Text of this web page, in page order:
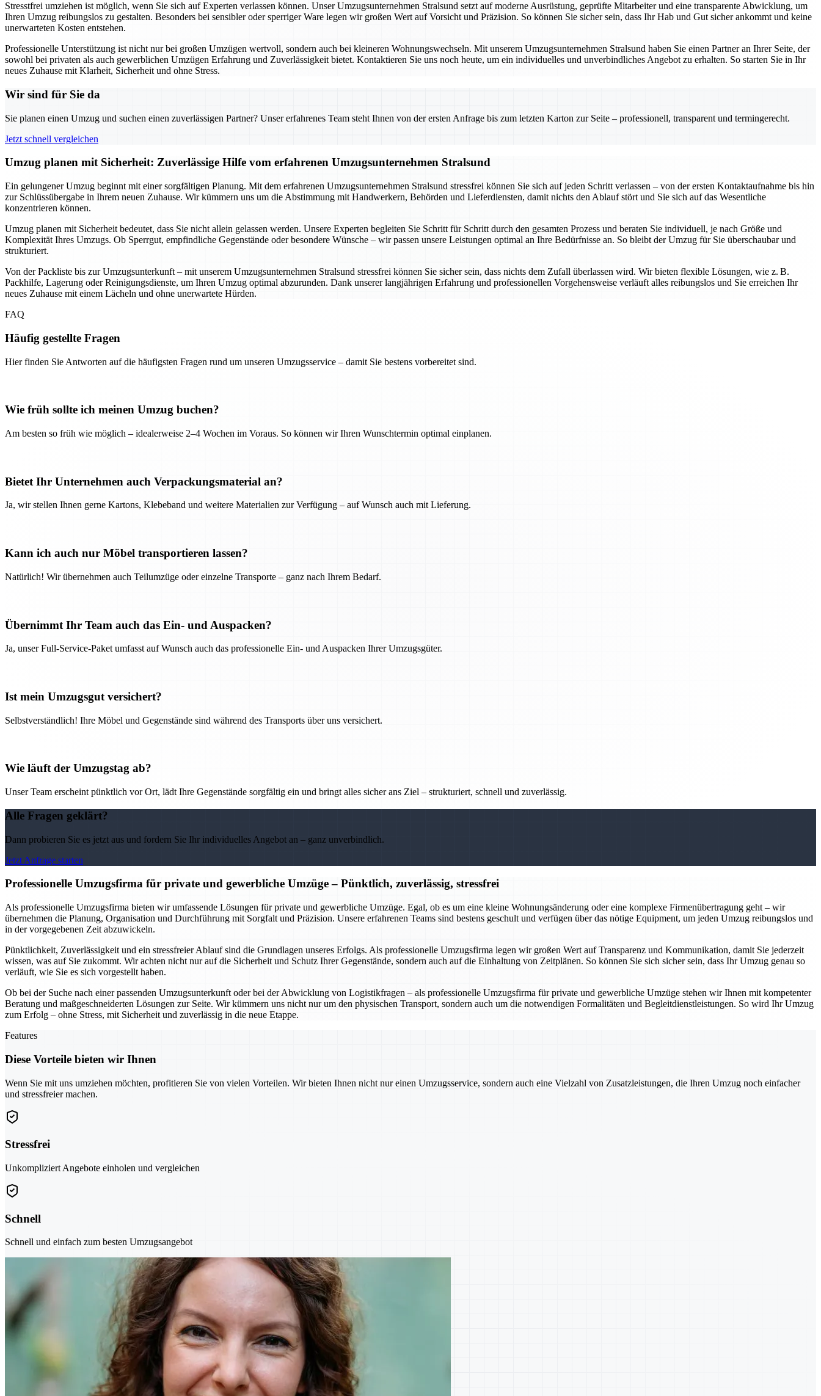
Stresstfrei umziehen ist möglich, wenn Sie sich auf Experten verlassen können. Unser Umzugsunternehmen Stralsund setzt auf moderne Ausrüstung, geprüfte Mitarbeiter und eine transparente Abwicklung, um
Ihren Umzug reibungslos zu gestalten. Besonders bei sensibler oder sperriger Ware legen wir großen Wert auf Vorsicht und Präzision. So können Sie sicher sein, dass Ihr Hab und Gut sicher ankommt und keine
unerwarteten Kosten entstehen.
Professionelle Unterstützung ist nicht nur bei großen Umzügen wertvoll, sondern auch bei kleineren Wohnungswechseln. Mit unserem Umzugsunternehmen Stralsund haben Sie einen Partner an Ihrer Seite, der
sowohl bei privaten als auch gewerblichen Umzügen Erfahrung und Zuverlässigkeit bietet. Kontaktieren Sie uns noch heute, um ein individuelles und unverbindliches Angebot zu erhalten. So starten Sie in Ihr
neues Zuhause mit Klarheit, Sicherheit und ohne Stress.
Wir sind für Sie da
Sie planen einen Umzug und suchen einen zuverlässigen Partner? Unser erfahrenes Team steht Ihnen von der ersten Anfrage bis zum letzten Karton zur Seite – professionell, transparent und termingerecht.
Jetzt schnell vergleichen
Umzug planen mit Sicherheit: Zuverlässige Hilfe vom erfahrenen Umzugsunternehmen Stralsund
Ein gelungener Umzug beginnt mit einer sorgfältigen Planung. Mit dem erfahrenen Umzugsunternehmen Stralsund stressfrei können Sie sich auf jeden Schritt verlassen – von der ersten Kontaktaufnahme bis hin
zur Schlüssübergabe in Ihrem neuen Zuhause. Wir kümmern uns um die Abstimmung mit Handwerkern, Behörden und Lieferdiensten, damit nichts den Ablauf stört und Sie sich auf das Wesentliche
konzentrieren können.
Umzug planen mit Sicherheit bedeutet, dass Sie nicht allein gelassen werden. Unsere Experten begleiten Sie Schritt für Schritt durch den gesamten Prozess und beraten Sie individuell, je nach Größe und
Komplexität Ihres Umzugs. Ob Sperrgut, empfindliche Gegenstände oder besondere Wünsche – wir passen unsere Leistungen optimal an Ihre Bedürfnisse an. So bleibt der Umzug für Sie überschaubar und
strukturiert.
Von der Packliste bis zur Umzugsunterkunft – mit unserem Umzugsunternehmen Stralsund stressfrei können Sie sicher sein, dass nichts dem Zufall überlassen wird. Wir bieten flexible Lösungen, wie z. B.
Packhilfe, Lagerung oder Reinigungsdienste, um Ihren Umzug optimal abzurunden. Dank unserer langjährigen Erfahrung und professionellen Vorgehensweise verläuft alles reibungslos und Sie erreichen Ihr
neues Zuhause mit einem Lächeln und ohne unerwartete Hürden.
FAQ
Häufig gestellte Fragen
Hier finden Sie Antworten auf die häufigsten Fragen rund um unseren Umzugsservice – damit Sie bestens vorbereitet sind.
Wie früh sollte ich meinen Umzug buchen?
Am besten so früh wie möglich – idealerweise 2–4 Wochen im Voraus. So können wir Ihren Wunschtermin optimal einplanen.
Bietet Ihr Unternehmen auch Verpackungsmaterial an?
Ja, wir stellen Ihnen gerne Kartons, Klebeband und weitere Materialien zur Verfügung – auf Wunsch auch mit Lieferung.
Kann ich auch nur Möbel transportieren lassen?
Natürlich! Wir übernehmen auch Teilumzüge oder einzelne Transporte – ganz nach Ihrem Bedarf.
Übernimmt Ihr Team auch das Ein- und Auspacken?
Ja, unser Full-Service-Paket umfasst auf Wunsch auch das professionelle Ein- und Auspacken Ihrer Umzugsgüter.
Ist mein Umzugsgut versichert?
Selbstverständlich! Ihre Möbel und Gegenstände sind während des Transports über uns versichert.
Wie läuft der Umzugstag ab?
Unser Team erscheint pünktlich vor Ort, lädt Ihre Gegenstände sorgfältig ein und bringt alles sicher ans Ziel – strukturiert, schnell und zuverlässig.
Alle Fragen geklärt?
Dann probieren Sie es jetzt aus und fordern Sie Ihr individuelles Angebot an – ganz unverbindlich.
Jetzt Anfrage starten
Professionelle Umzugsfirma für private und gewerbliche Umzüge – Pünktlich, zuverlässig, stressfrei
Als professionelle Umzugsfirma bieten wir umfassende Lösungen für private und gewerbliche Umzüge. Egal, ob es um eine kleine Wohnungsänderung oder eine komplexe Firmenübertragung geht – wir
übernehmen die Planung, Organisation und Durchführung mit Sorgfalt und Präzision. Unsere erfahrenen Teams sind bestens geschult und verfügen über das nötige Equipment, um jeden Umzug reibungslos und
in der vorgegebenen Zeit abzuwickeln.
Pünktlichkeit, Zuverlässigkeit und ein stressfreier Ablauf sind die Grundlagen unseres Erfolgs. Als professionelle Umzugsfirma legen wir großen Wert auf Transparenz und Kommunikation, damit Sie jederzeit
wissen, was auf Sie zukommt. Wir achten nicht nur auf die Sicherheit und Schutz Ihrer Gegenstände, sondern auch auf die Einhaltung von Zeitplänen. So können Sie sich sicher sein, dass Ihr Umzug genau so
verläuft, wie Sie es sich vorgestellt haben.
Ob bei der Suche nach einer passenden Umzugsunterkunft oder bei der Abwicklung von Logistikfragen – als professionelle Umzugsfirma für private und gewerbliche Umzüge stehen wir Ihnen mit kompetenter
Beratung und maßgeschneiderten Lösungen zur Seite. Wir kümmern uns nicht nur um den physischen Transport, sondern auch um die notwendigen Formalitäten und Begleitdienstleistungen. So wird Ihr Umzug
zum Erfolg – ohne Stress, mit Sicherheit und zuverlässig in die neue Etappe.
Features
Diese Vorteile bieten wir Ihnen
Wenn Sie mit uns umziehen möchten, profitieren Sie von vielen Vorteilen. Wir bieten Ihnen nicht nur einen Umzugsservice, sondern auch eine Vielzahl von Zusatzleistungen, die Ihren Umzug noch einfacher
und stressfreier machen.
Stressfrei
Unkompliziert Angebote einholen und vergleichen
Schnell
Schnell und einfach zum besten Umzugsangebot